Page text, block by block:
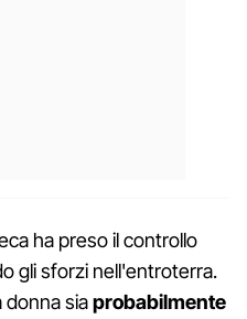
ha preso il controllo
gli sforzi nell'entroterra.
donna siaprobabilmente